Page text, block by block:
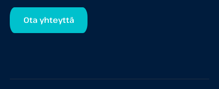
Ota yhteyttä